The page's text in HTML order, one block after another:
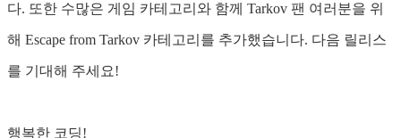
다. 또한 수많은 게임 카테고리와 함께 Tarkov 팬 여러분을 위
해 Escape from Tarkov 카테고리를 추가했습니다. 다음 릴리스
를 기대해 주세요!
행복한 코딩!